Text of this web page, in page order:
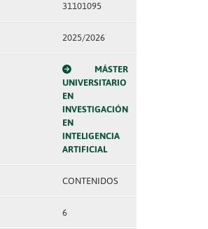
31101095
2025/2026
MÁSTER
UNIVERSITARIO
EN
INVESTIGACIÓN
EN
INTELIGENCIA
ARTIFICIAL
CONTENIDOS
6